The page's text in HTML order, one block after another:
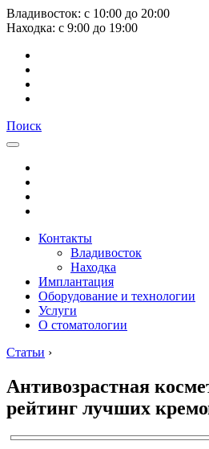
Владивосток: с 10:00 до 20:00
Находка: с 9:00 до 19:00
Поиск
Контакты
Владивосток
Находка
Имплантация
Оборудование и технологии
Услуги
О стоматологии
Статьи ›
Антивозрастная
рейтинг лучших